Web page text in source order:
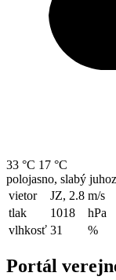
33 °C 17 °C
polojasno, slabý
vietor
JZ, 2.8 m/s
tlak
1018
hPa
vlhkosť 31 %
Portál